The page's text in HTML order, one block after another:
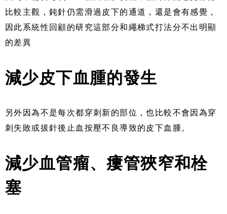
比較主觀，鈍針仍需滑過皮下的通道，還是會有感覺，
因此系統性回顧的研究這部分和繩梯式打法分不出明顯
的差異
減少皮下血腫的發生
另外因為不是每次都穿刺新的部位，也比較不會因為穿
刺失敗或拔針後止血按壓不良導致的皮下血腫。
減少血管瘤、瘻管狹窄和栓
塞